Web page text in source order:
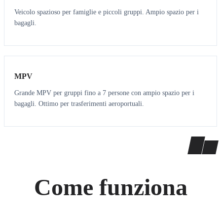
Veicolo spazioso per famiglie e piccoli gruppi. Ampio spazio per i
bagagli.
7 7
MPV
Grande MPV per gruppi fino a 7 persone con ampio spazio per i
bagagli. Ottimo per trasferimenti aeroportuali.
Come funziona